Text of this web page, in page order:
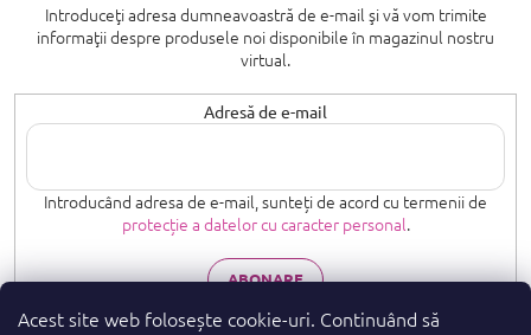
Acest site web folosește cookie-uri. Continuând să
Introduceţi adresa dumneavoastră de e-mail şi vă vom trimite
informaţii despre produsele noi disponibile în magazinul nostru
virtual.
Adresă de e-mail
Introducând adresa de e-mail, sunteți de acord cu termenii de
protecție a datelor cu caracter personal.
ABONARE